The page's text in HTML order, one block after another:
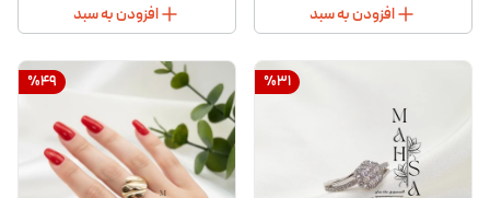
افزودن به سبد افزودن به سبد
%31
%49